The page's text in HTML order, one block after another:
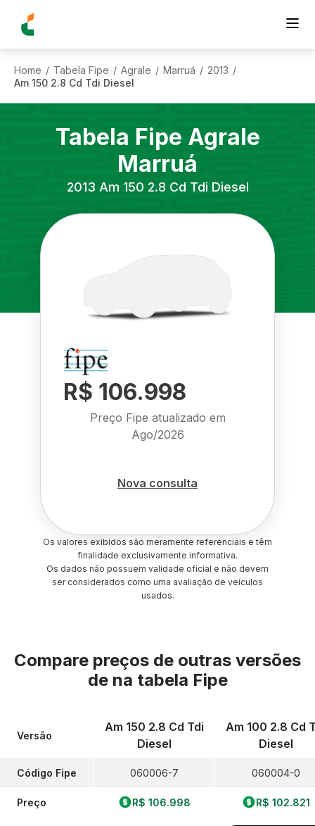
Home / Tabela Fipe / Agrale / Marruá / 2013 /
Am 150 2.8 Cd Tdi Diesel
Tabela Fipe Agrale
Marruá
2013 Am 150 2.8 Cd Tdi Diesel
R$ 106.998
Preço Fipe atualizado em
Ago/2026
Nova consulta
Os valores exibidos são meramente referenciais e têm
finalidade exclusivamente informativa.
Os dados não possuem validade oficial e não devem
ser considerados como uma avaliação de veículos
usados.
Compare preços de outras versões
de na tabela Fipe
Versão
Código Fipe
Preço
Am 150 2.8 Cd Tdi
Diesel
060006-7
R$ 106.998
Am 100 2.8 Cd
Diesel
060004-0
R$ 102.821